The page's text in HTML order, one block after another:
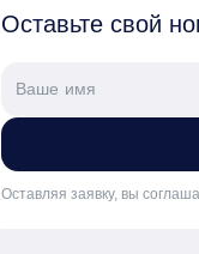
Оставьте свой
Оставляя заявку, вы